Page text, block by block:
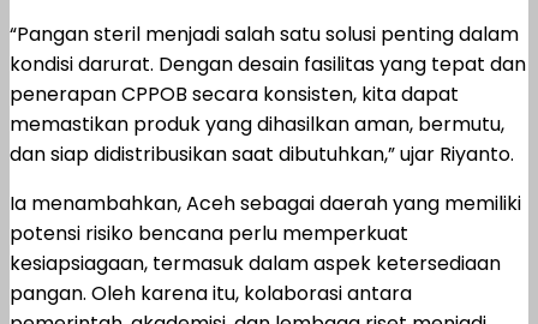
“Pangan steril menjadi salah satu solusi penting dalam
kondisi darurat. Dengan desain fasilitas yang tepat dan
penerapan CPPOB secara konsisten, kita dapat
memastikan produk yang dihasilkan aman, bermutu,
dan siap didistribusikan saat dibutuhkan,” ujar Riyanto.
Ia menambahkan, Aceh sebagai daerah yang memiliki
potensi risiko bencana perlu memperkuat
kesiapsiagaan, termasuk dalam aspek ketersediaan
pangan. Oleh karena itu, kolaborasi antara